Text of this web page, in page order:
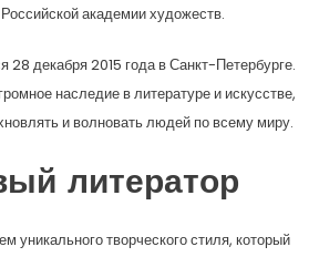
академии художеств.
декабря 2015 года в Санкт-Петербурге.
наследие в литературе и искусстве,
и волновать людей по всему миру.
литератор
уникального творческого стиля, который